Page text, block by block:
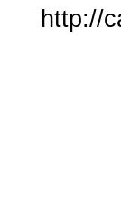
http://